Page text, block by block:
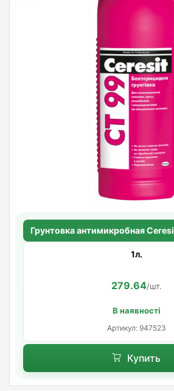
Грунтовка антимикробная
1л.
279.64/шт.
В наявності
Артикул: 947523
Купить